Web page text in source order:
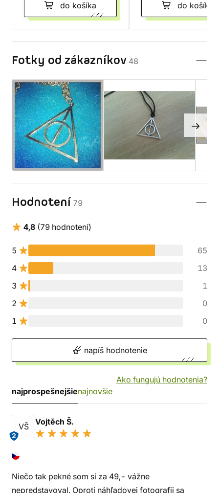
do košíka do košíka
Fotky od zákazníkov 48
Hodnotení 79
4,8 (79 hodnotení)
5
65
4
13
3
1
2
0
1
0
napíš hodnotenie
Ako fungujú hodnotenia?
najprospešnejšienajnovšie
VŠ
2
Vojtěch Š.
Niečo tak pekné som si za 49,- vážne
nepredstavoval. Oproti náhľadovej fotografii sa